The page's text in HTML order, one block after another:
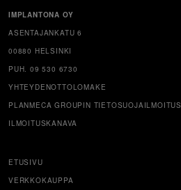
IMPLANTONA OY
ASENTAJANKATU 6
00880 HELSINKI
PUH. 09 530 6730
YHTEYDENOTTOLOMAKE
PLANMECA GROUPIN TIETOSUOJAILMOITUS
ILMOITUSKANAVA
ETUSIVU
VERKKOKAUPPA